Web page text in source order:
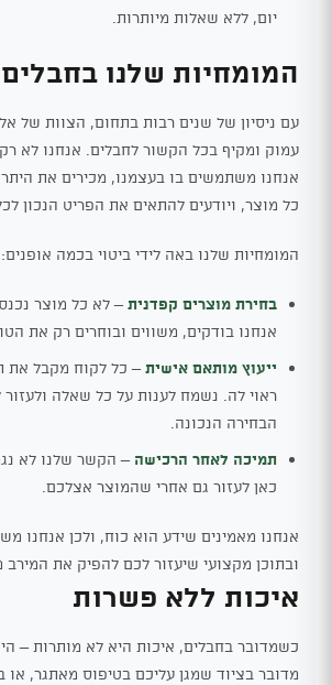
יום, ללא שאלות מיותרות.
המומחיות שלנו בחבלים
עם ניסיון של שנים רבות בתחום, הצוות של
עמוק ומקיף בכל הקשור לחבלים. אנחנו לא
אנחנו משתמשים בו בעצמנו, מכירים את
כל מוצר, ויודעים להתאים את הפריט הנכון
המומחיות שלנו באה לידי ביטוי בכמה אופנים:
בחירת מוצרים קפדנית– לא כל מוצר
אנחנו בודקים, משווים ובוחרים רק את
ייעוץ מותאם אישית– כל לקוח מקבל את
ראוי לה. נשמח לענות על כל שאלה
הבחירה הנכונה.
תמיכה לאחר הרכישה – הקשר שלנו לא
כאן לעזור גם אחרי שהמוצר אצלכם.
אנחנו מאמינים שידע הוא כוח, ולכן אנחנו
ובתוכן מקצועי שיעזור לכם להפיק את המירב
איכות ללא פשרות
כשמדובר בחבלים, איכות היא לא מותרות –
מדובר בציוד שמגן עליכם בטיפוס מאתגר, או